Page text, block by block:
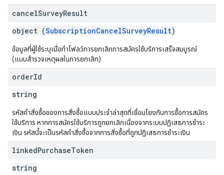
cancelSurveyResult
object (SubscriptionCancelSurveyResult)
ข้อมูลที่ผู้ใช้ระบุเมื่อทำโฟลว์การยกเลิกการสมัครใช้บริการเสร็จสมบูรณ์
(แบบสำรวจเหตุผลในการยกเลิก)
orderId
string
รหัสคำสั่งซื้อของการสั่งซื้อแบบประจำล่าสุดที่เชื่อมโยงกับการซื้อการสมัคร
ใช้บริการ หากการสมัครใช้บริการถูกยกเลิกเนื่องจากระบบปฏิเสธการชำระ
เงิน รหัสนี้จะเป็นรหัสคำสั่งซื้อจากการสั่งซื้อที่ถูกปฏิเสธการชำระเงิน
linkedPurchaseToken
string